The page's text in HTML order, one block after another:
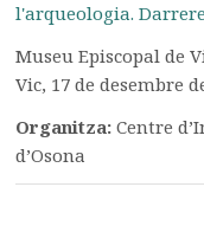
l'arqueologia.
Museu Episcopal de
Vic, 17 de desembre
Organitza:Centre
d’Osona